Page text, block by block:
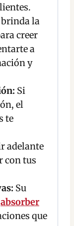
brinda la
creer
a
y
Si
el
te
adelante
con tus
Su
absorber
que